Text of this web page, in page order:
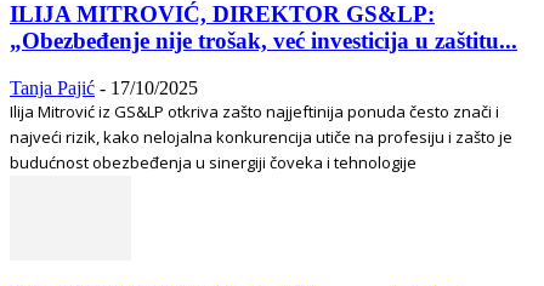
ILIJA MITROVIĆ, DIREKTOR GS&LP:
„Obezbeđenje nije trošak, već investicija u zaštitu...
Tanja Pajić - 17/10/2025
Ilija Mitrović iz GS&LP otkriva zašto najjeftinija ponuda često znači i
najveći rizik, kako nelojalna konkurencija utiče na profesiju i zašto je
budućnost obezbeđenja u sinergiji čoveka i tehnologije